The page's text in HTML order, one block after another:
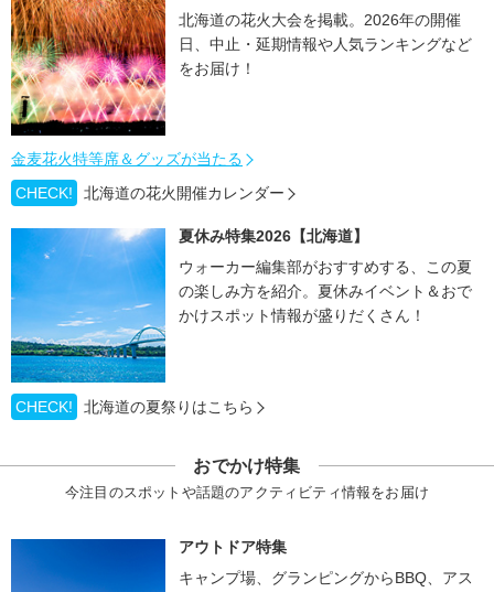
北海道の花火大会を掲載。2026年の開催
日、中止・延期情報や人気ランキングなど
をお届け！
金麦花火特等席＆グッズが当たる
CHECK!
北海道の花火開催カレンダー
夏休み特集2026【北海道】
ウォーカー編集部がおすすめする、この夏
の楽しみ方を紹介。夏休みイベント＆おで
かけスポット情報が盛りだくさん！
CHECK! 北海道の夏祭りはこちら
おでかけ特集
今注目のスポットや話題のアクティビティ情報をお届け
アウトドア特集
キャンプ場、グランピングからBBQ、アス